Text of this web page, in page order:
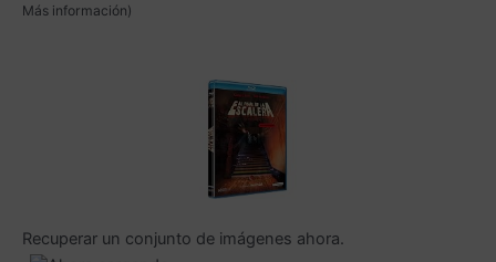
Más información)
Recuperar un conjunto de imágenes ahora.